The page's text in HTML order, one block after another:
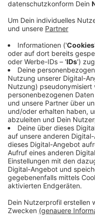
Anzeige
In Bocholt sind
Zum Glück fallen die
nicht mehr auf solche
Seniorin, die jetzt
behauptete, er sei
Heizungsanlagen in
seien, müssten
dem Anrufer nicht
Energieversorger
Der Handwerker war
dieser Masche. Wer
Handwerkern
werden.
Anzeige